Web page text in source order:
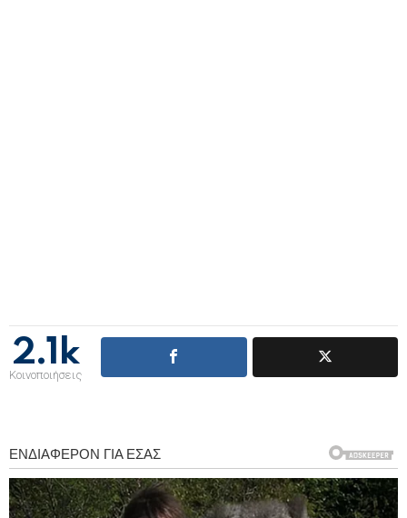
2.1k
Κοινοποιήσεις